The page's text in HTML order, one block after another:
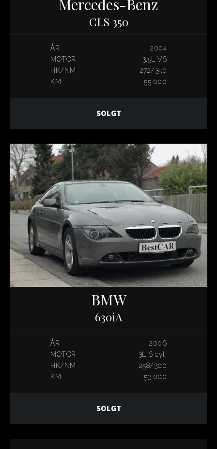
Mercedes-Benz
CLS 350
ÅR
2004
MOTOR
3,5L V6
HK/NM
272/350
KM
55.000
SOLGT
BMW
630iA
ÅR
2006
MOTOR
3L 6 cyl.
HK/NM
258/300
KM
53.000
SOLGT